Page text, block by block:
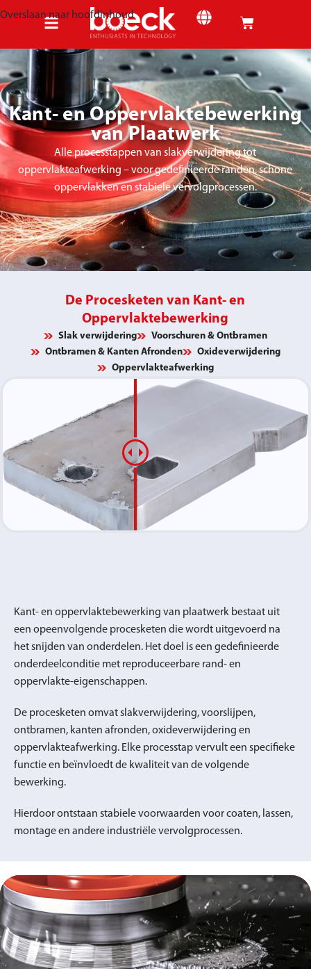
Overslaan naar hoofdinhoud
Kant- en Oppervlaktebewerking
van Plaatwerk
Alle processtappen van slakverwijdering tot
oppervlakteafwerking – voor gedefinieerde randen, schone
oppervlakken en stabiele vervolgprocessen.
De Procesketen van Kant- en
Oppervlaktebewerking
Slak verwijdering
Voorschuren & Ontbramen
Ontbramen & Kanten Afronden
Oxideverwijdering
Oppervlakteafwerking
Kant- en oppervlaktebewerking van plaatwerk bestaat uit
een opeenvolgende procesketen die wordt uitgevoerd na
het snijden van onderdelen. Het doel is een gedefinieerde
onderdeelconditie met reproduceerbare rand- en
oppervlakte-eigenschappen.
De procesketen omvat slakverwijdering, voorslijpen,
ontbramen, kanten afronden, oxideverwijdering en
oppervlakteafwerking. Elke processtap vervult een specifieke
functie en beïnvloedt de kwaliteit van de volgende
bewerking.
Hierdoor ontstaan stabiele voorwaarden voor coaten, lassen,
montage en andere industriële vervolgprocessen.